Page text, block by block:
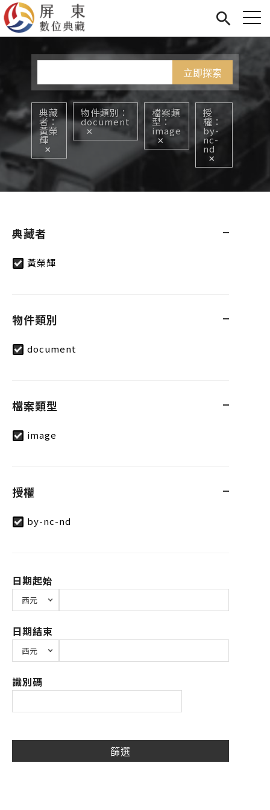
關於我們
Jump to Main content
您在這裡
典藏
者
黃榮
輝
物件類別
document
檔案類
型
image
授
權
by-
nc-
nd
典藏者
黃榮輝
物件類別
document
檔案類型
image
授權
by-nc-nd
日期起始
日期結束
識別碼